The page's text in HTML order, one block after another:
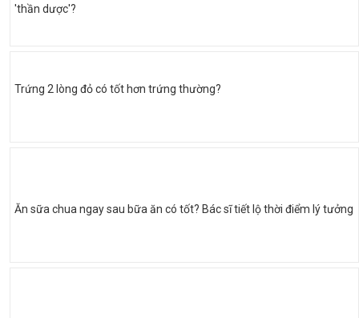
'thần dược'?
Trứng 2 lòng đỏ có tốt hơn trứng thường?
Ăn sữa chua ngay sau bữa ăn có tốt? Bác sĩ tiết lộ thời điểm lý tưởng